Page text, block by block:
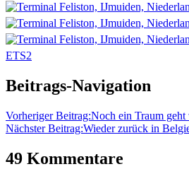
ETS2
Beitrags-Navigation
Vorheriger Beitrag:Noch ein Traum
Nächster Beitrag:Wieder zurück in
49 Kommentare